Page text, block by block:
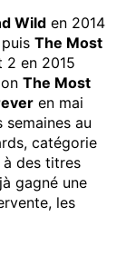
Wild en 2014
The Most
2 en 2015
The Most
en mai
semaines au
catégorie
à des titres
gagné une
les